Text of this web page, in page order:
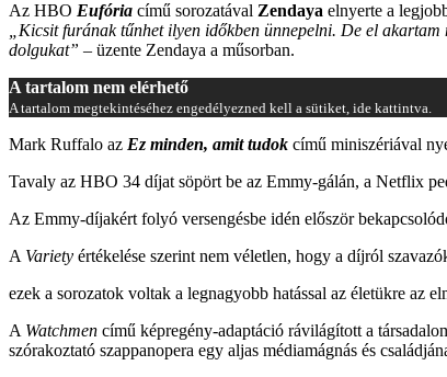
Az HBO Eufória című sorozatával Zendaya elnyerte a
„Kicsit furának tűnhet ilyen időkben ünnepelni. De el
dolgukat” – üzente Zendaya a műsorban.
A tartalom nem elérhető
A tartalom megtekintéséhez engedélyezned kell a sütiket, ide kattintva.
Mark Ruffalo az Ez minden, amit tudok című miniszériával
Tavaly az HBO 34 díjat söpört be az Emmy-gálán, a Netflix
Az Emmy-díjakért folyó versengésbe idén először
A Variety értékelése szerint nem véletlen, hogy a díjról
ezek a sorozatok voltak a legnagyobb hatással az életükre az
A Watchmen című képregény-adaptáció rávilágított a
szórakoztató szappanopera egy aljas médiamágnás és